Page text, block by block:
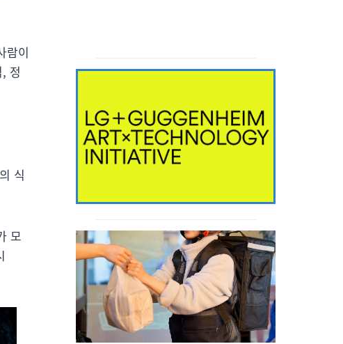
람이
정
식
모